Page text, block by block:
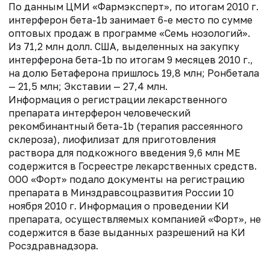
По данным ЦМИ «Фармэксперт», по итогам 2010 г.
интерферон бета-1b занимает 6-е место по сумме
оптовых продаж в программе «Семь нозологий».
Из 71,2 млн долл. США, выделенных на закупку
интерферона бета-1b по итогам 9 месяцев 2010 г.,
на долю Бетаферона пришлось 19,8 млн; Ронбетала
— 21,5 млн; Экставии — 27,4 млн.
Информация о регистрации лекарственного
препарата интерферон человеческий
рекомбинантный бета-1b (терапия рассеянного
склероза), лиофилизат для приготовления
раствора для подкожного введения 9,6 млн МЕ
содержится в Госреестре лекарственных средств.
ООО «Форт» подало документы на регистрацию
препарата в Минздравсоцразвития России 10
ноября 2010 г. Информация о проведении КИ
препарата, осуществляемых компанией «Форт», не
содержится в базе выданных разрешений на КИ
Росздравнадзора.